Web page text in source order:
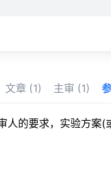
文章 (1) 主审 (1)
人的要求，实验方案(